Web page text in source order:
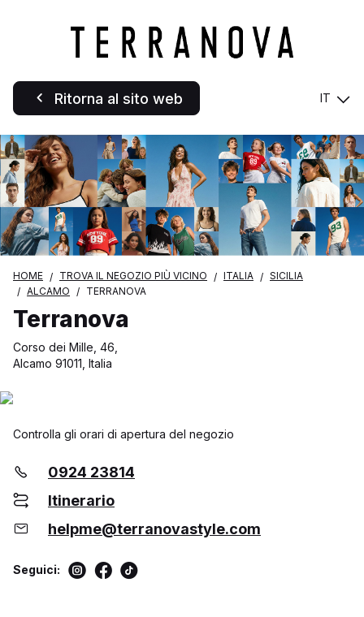
Ritorna al sito web IT
HOME TROVA IL NEGOZIO PIÙ VICINO ITALIA
SICILIA
ALCAMO
TERRANOVA
Terranova
Corso dei Mille, 46,
Alcamo 91011, Italia
Controlla gli orari di apertura del negozio
0924 23814
Itinerario
helpme@terranovastyle.com
Seguici: